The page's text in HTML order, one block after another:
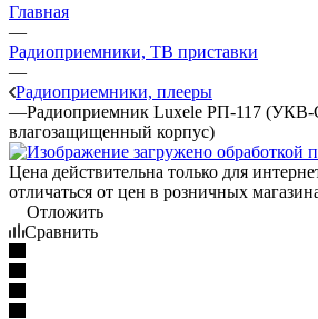
Главная
—
Радиоприемники, ТВ приставки
—
Радиоприемники, плееры
—Радиоприемник Luxele РП-117
влагозащищенный корпус)
Цена действительна только для
отличаться от цен в розничных
Отложить
Сравнить